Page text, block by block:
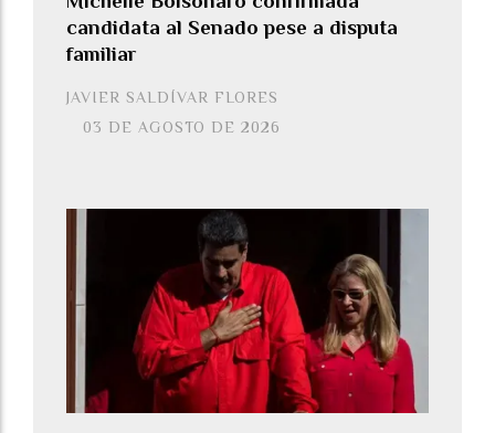
candidata al Senado pese a disputa
familiar
JAVIER SALDÍVAR FLORES
03 DE AGOSTO DE 2026